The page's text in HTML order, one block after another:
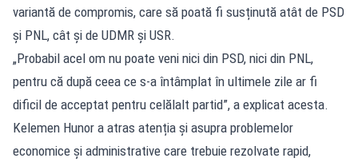
variantă de compromis, care să poată fi susținută atât de PSD
și PNL, cât și de UDMR și USR.
„Probabil acel om nu poate veni nici din PSD, nici din PNL,
pentru că după ceea ce s-a întâmplat în ultimele zile ar fi
dificil de acceptat pentru celălalt partid”, a explicat acesta.
Kelemen Hunor a atras atenția și asupra problemelor
economice și administrative care trebuie rezolvate rapid,